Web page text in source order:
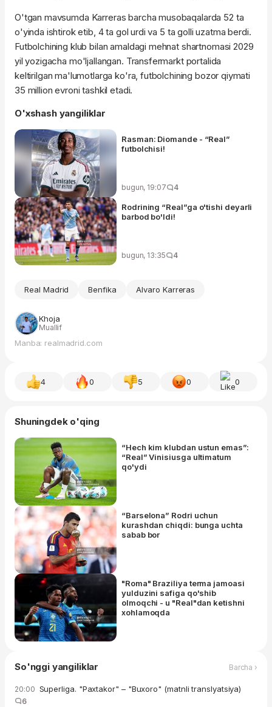
O'tgan mavsumda Karreras barcha musobaqalarda 52 ta
o'yinda ishtirok etib, 4 ta gol urdi va 5 ta golli uzatma berdi.
Futbolchining klub bilan amaldagi mehnat shartnomasi 2029
yil yozigacha mo'ljallangan. Transfermarkt portalida
keltirilgan ma'lumotlarga ko'ra, futbolchining bozor qiymati
35 million evroni tashkil etadi.
O'xshash yangiliklar
Rasman: Diomande - “Real”
futbolchisi!
bugun, 19:07 4
Rodrining “Real”ga o'tishi deyarli
barbod bo'ldi!
bugun, 13:35 4
Real Madrid Benfika Alvaro Karreras
Khoja
Muallif
Manba: realmadrid.com
4 0 5 0 0
Shuningdek o'qing
“Hech kim klubdan ustun emas”:
“Real” Vinisiusga ultimatum
qo'ydi
“Barselona” Rodri uchun
kurashdan chiqdi: bunga uchta
sabab bor
"Roma" Braziliya terma jamoasi
yulduzini safiga qo'shib
olmoqchi - u "Real"dan ketishni
xohlamoqda
So'nggi yangiliklar Barcha ›
20:00 Superliga. "Paxtakor" – "Buxoro" (matnli translyatsiya)
6